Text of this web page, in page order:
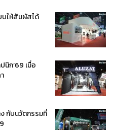
บให้สัมผัสได้
นิก’69 เมื่อ
ง กับนวัตกรรมที่